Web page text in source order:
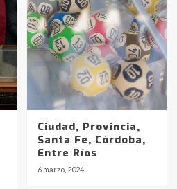
Ciudad, Provincia,
Santa Fe, Córdoba,
Entre Ríos
6 marzo, 2024